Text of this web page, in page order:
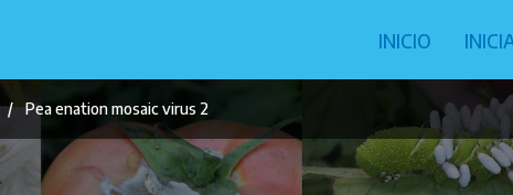
INICIO
Pea enation mosaic virus 2